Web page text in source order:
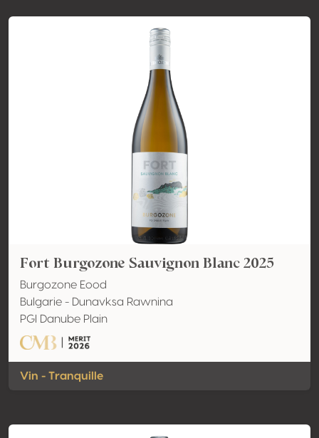
Fort Burgozone Sauvignon Blanc 2025
Burgozone Eood
Bulgarie - Dunavksa Rawnina
PGI Danube Plain
Vin - Tranquille